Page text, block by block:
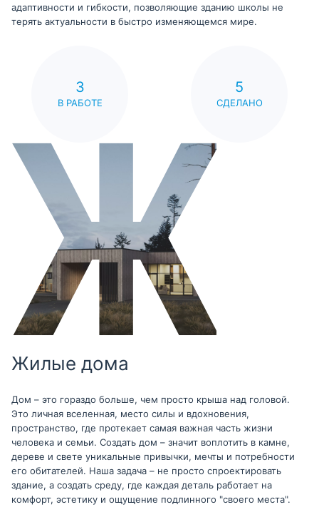
адаптивности и гибкости, позволяющие зданию школы не
терять актуальности в быстро изменяющемся мире.
3
В РАБОТЕ
5
СДЕЛАНО
Жилые дома
Дом – это гораздо больше, чем просто крыша над головой.
Это личная вселенная, место силы и вдохновения,
пространство, где протекает самая важная часть жизни
человека и семьи. Создать дом – значит воплотить в камне,
дереве и свете уникальные привычки, мечты и потребности
его обитателей. Наша задача – не просто спроектировать
здание, а создать среду, где каждая деталь работает на
комфорт, эстетику и ощущение подлинного "своего места".